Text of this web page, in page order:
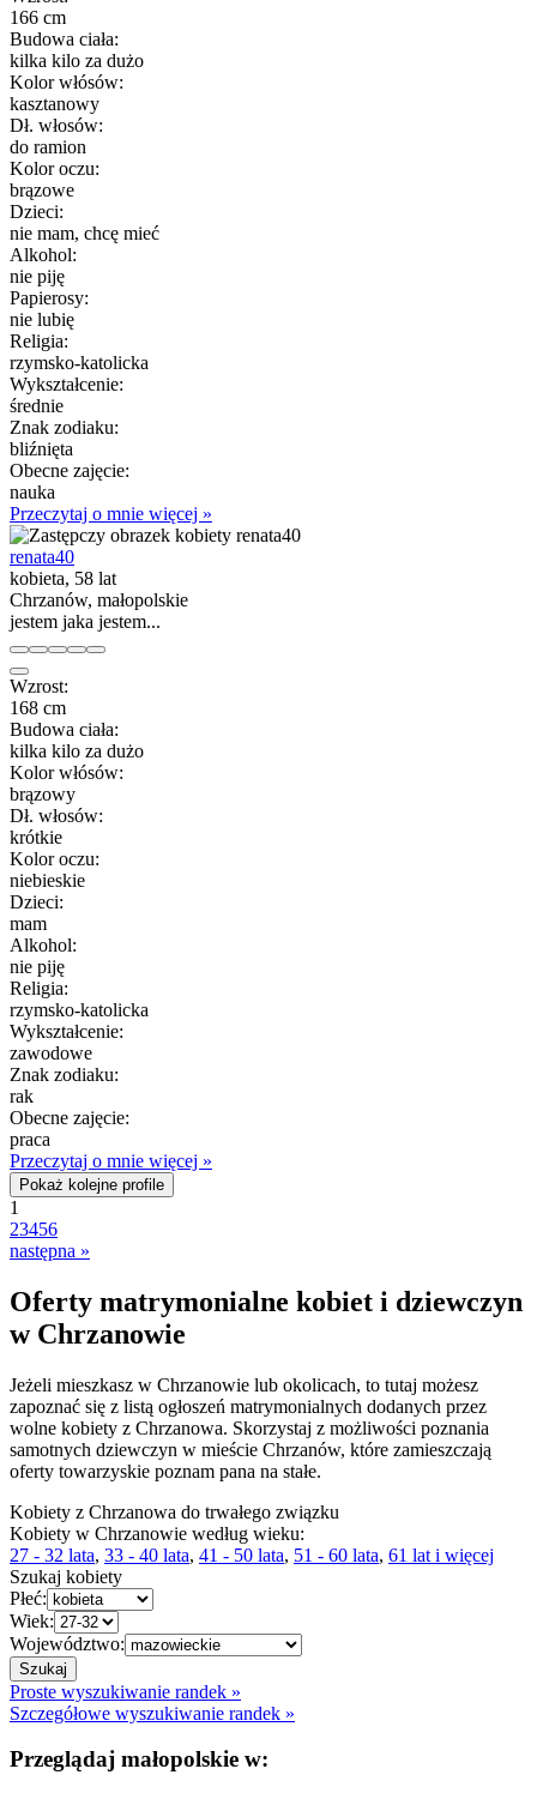
166 cm
Budowa ciała:
kilka kilo za dużo
Kolor włósów:
kasztanowy
Dł. włosów:
do ramion
Kolor oczu:
brązowe
Dzieci:
nie mam, chcę mieć
Alkohol:
nie piję
Papierosy:
nie lubię
Religia:
rzymsko-katolicka
Wykształcenie:
średnie
Znak zodiaku:
bliźnięta
Obecne zajęcie:
nauka
Przeczytaj o mnie więcej »
renata40
kobieta, 58 lat
Chrzanów, małopolskie
jestem jaka jestem...
Wzrost:
168 cm
Budowa ciała:
kilka kilo za dużo
Kolor włósów:
brązowy
Dł. włosów:
krótkie
Kolor oczu:
niebieskie
Dzieci:
mam
Alkohol:
nie piję
Religia:
rzymsko-katolicka
Wykształcenie:
zawodowe
Znak zodiaku:
rak
Obecne zajęcie:
praca
Przeczytaj o mnie więcej »
Pokaż kolejne profile
1
23456
następna »
Oferty matrymonialne kobiet i dziewczyn
w Chrzanowie
Jeżeli mieszkasz w Chrzanowie lub okolicach, to tutaj możesz
zapoznać się z listą ogłoszeń matrymonialnych dodanych przez
wolne kobiety z Chrzanowa. Skorzystaj z możliwości poznania
samotnych dziewczyn w mieście Chrzanów, które zamieszczają
oferty towarzyskie poznam pana na stałe.
Kobiety z Chrzanowa do trwałego związku
Kobiety w Chrzanowie według wieku:
27 - 32 lata, 33 - 40 lata, 41 - 50 lata, 51 - 60 lata, 61 lat i więcej
Szukaj kobiety
Płeć:
Wiek:
Województwo:
Proste wyszukiwanie randek »
Szczegółowe wyszukiwanie randek »
Przeglądaj małopolskie w: